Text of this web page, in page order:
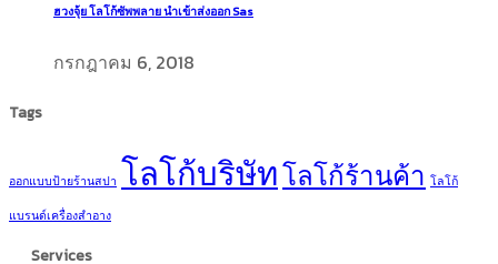
ฮวงจุ้ย โลโก้ซัพพลาย นำเข้าส่งออก Sas
กรกฎาคม 6, 2018
Tags
ออกแบบป้ายร้านสปา โลโก้บริษัทโลโก้ร้านค้า โลโก้
แบรนด์เครื่องสำอาง
Services